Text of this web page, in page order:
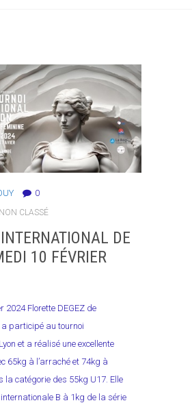
0
NON CLASSÉ
DE
10 FÉVRIER
2024 Florette DEGEZ de
participé au tournoi
et a réalisé une excellente
65kg à l’arraché et 74kg à
la catégorie des 55kg U17. Elle
B à 1kg de la série